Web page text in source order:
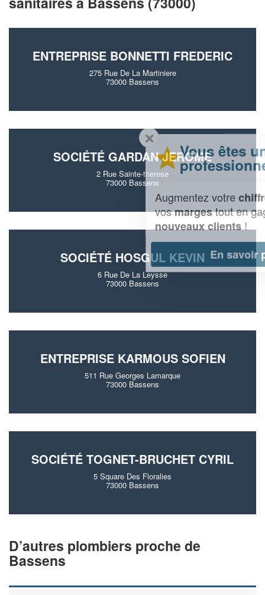
ENTREPRISE BONNETTI FREDERIC
275 Rue De La Martiniere
73000 Bassens
SOCIÉTÉ GARDAN JEROME
2 Rue Sainte-therese
73000 Bassens
SOCIÉTÉ HOSGUL KEVIN
6 Rue De La Leysse
73000 Bassens
ENTREPRISE KARMOUS SOFIEN
511 Rue Georges Lamarque
73000 Bassens
SOCIÉTÉ TOGNET-BRUCHET CYRIL
5 Square Des Floralies
73000 Bassens
D’autres plombiers proche de
Bassens
Vous êtes un
professionnel ?
Augmentez votrechiffre d'affaireset
vosmargestout en gagnant de
nouveaux clients!
En savoir plus